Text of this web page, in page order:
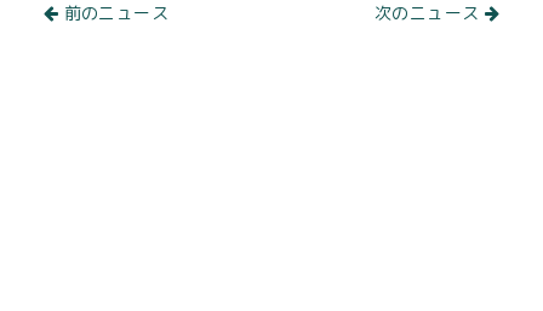
前のニュース 次のニュース